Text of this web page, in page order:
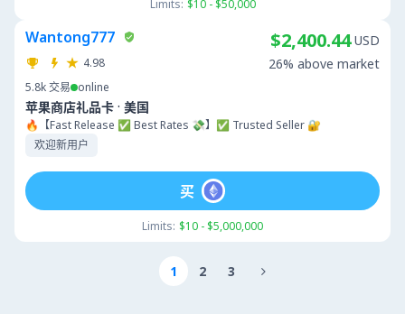
Limits: $10 - $50,000
Wantong777
4.98
5.8k交易 online
苹果商店礼品卡 · 美国
🔥【Fast Release ✅ Best Rates 💸】✅ Trusted Seller 🔐
欢迎新用户
$2,400.44 USD
26% above market
Limits: $10 - $5,000,000
买
1 2 3 